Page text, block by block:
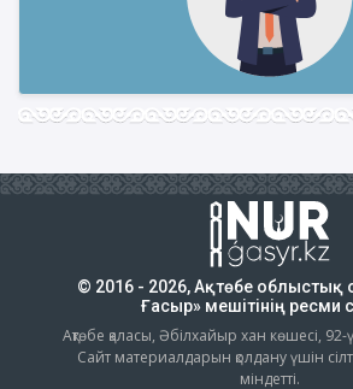
© 2016 - 2026, Ақтөбе облыстық
Ғасыр» мешітінің ресми
Ақтөбе қаласы, Әбілхайыр хан көшесі,
Сайт материалдарын қолдану үшін
міндетті.